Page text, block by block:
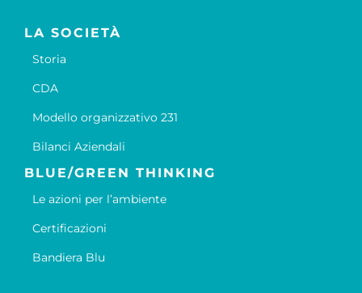
LA SOCIETÀ
Storia
CDA
Modello organizzativo 231
Bilanci Aziendali
BLUE/GREEN THINKING
Le azioni per l’ambiente
Certificazioni
Bandiera Blu